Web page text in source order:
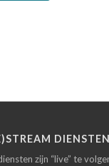
DIENSTEN
zijn “live” te